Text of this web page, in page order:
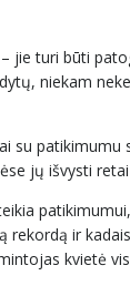
jie turi būti
niekam
su
jų išvysti retai
ir
kvietė